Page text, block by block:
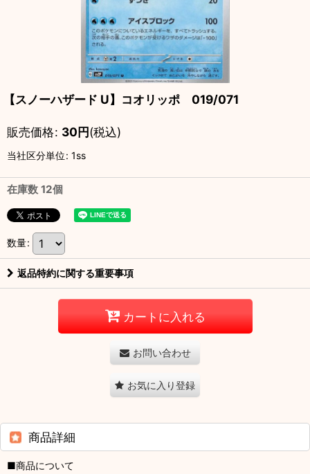
【スノーハザード U】コオリッポ 019/071
販売価格: 30円(税込)
当社区分単位: 1ss
在庫数 12個
数量:
返品特約に関する重要事項
カートに入れる
お問い合わせ
お気に入り登録
商品詳細
■商品について